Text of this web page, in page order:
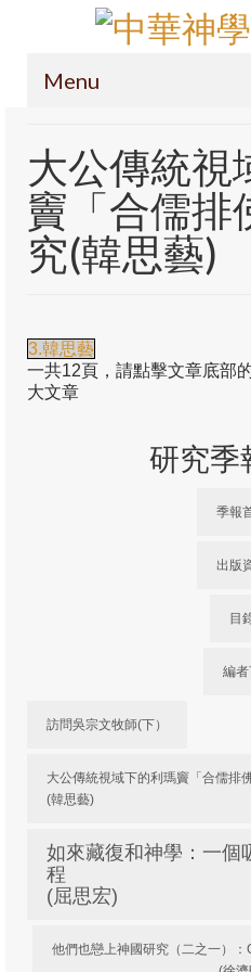
Menu
項目簡介
導論
定位
操守及投稿
呈獻您中華神學(通
通識系列2: 從本色
吳瑞龍
梁燕城
大公傳統視
竇「合儒排
究(韓思藝)
3.韓思藝
一共12頁，請點擊文章底部
大文章
研究季
季報
出版
目
編
訪問吳宗文牧師(下）
大公傳統視域下的利瑪竇「合儒排
(韓思藝)
如來藏復和神學：一個
程
(屈思宏)
他們也戀上神國研究（二之一）